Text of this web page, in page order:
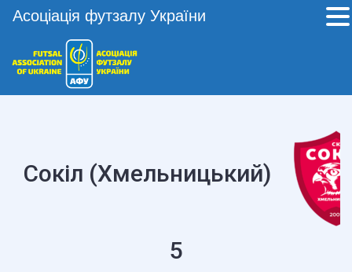
Сокіл (Хмельницький)
5
Асоціація футзалу України